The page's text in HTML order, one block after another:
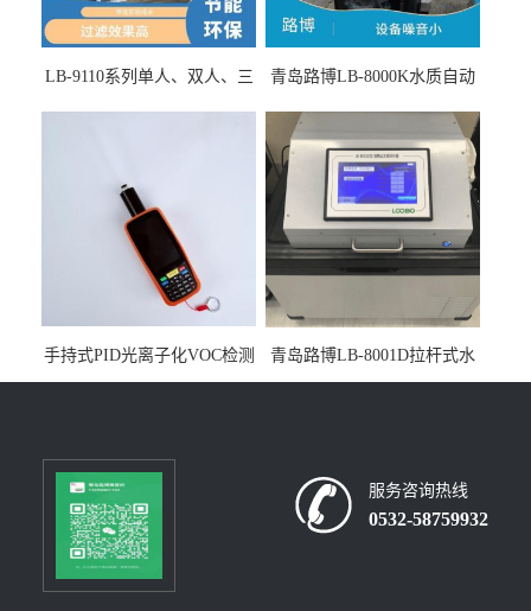
LB-9110系列单人、双人、三
青岛路博LB-8000K水质自动
手持式PID光离子化VOC检测
仪（挥发性有机物设备）
青岛路博LB-8001D拉杆式水
质采样器
服务咨询热线
0532-58759932